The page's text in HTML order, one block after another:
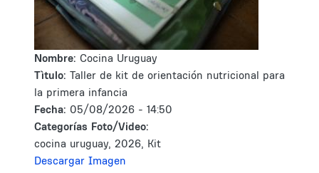
Nombre: Cocina Uruguay
Tìtulo: Taller de kit de orientación nutricional para
la primera infancia
Fecha: 05/08/2026 - 14:50
Categorías Foto/Video:
cocina uruguay, 2026, Kit
Descargar Imagen